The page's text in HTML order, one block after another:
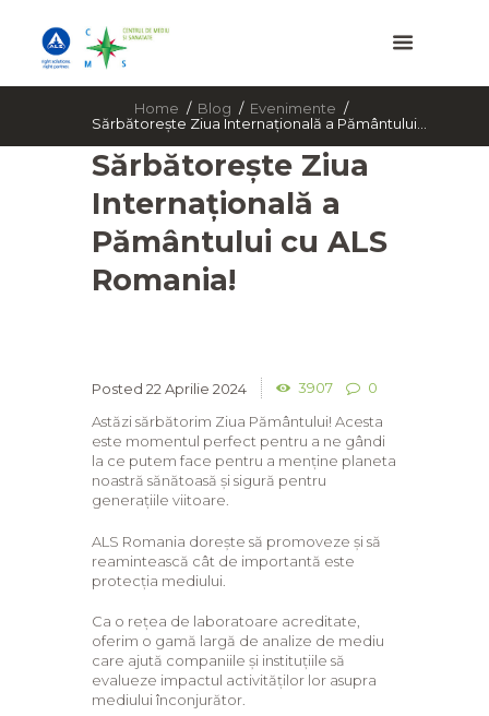
Home Blog
Evenimente
Sărbătorește Ziua Internațională a Pământului...
Sărbătorește Ziua
Internațională a
Pământului cu ALS
Romania!
22 Aprilie 2024 3907
0
Astăzi sărbătorim Ziua Pământului! Acesta
este momentul perfect pentru a ne gândi
la ce putem face pentru a menține planeta
noastră sănătoasă și sigură pentru
generațiile viitoare.
ALS Romania dorește să promoveze și să
reamintească cât de importantă este
protecția mediului.
Ca o rețea de laboratoare acreditate,
oferim o gamă largă de analize de mediu
care ajută companiile și instituțiile să
evalueze impactul activităților lor asupra
mediului înconjurător.